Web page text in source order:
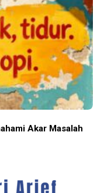
Akar Masalah